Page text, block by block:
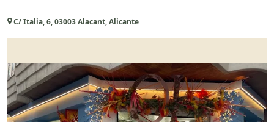
C/ Italia, 6, 03003 Alacant, Alicante